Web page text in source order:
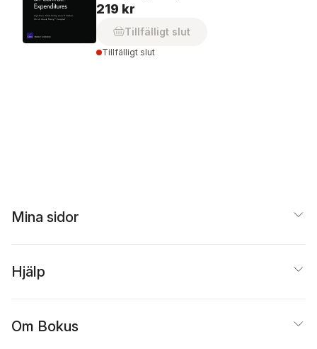
219 kr
Tillfälligt slut
Tillfälligt slut
Mina sidor
Hjälp
Om Bokus